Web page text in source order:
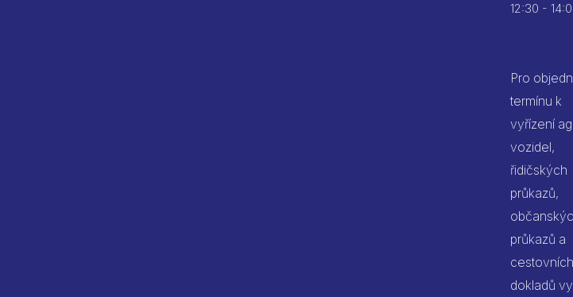
12:30 -
Pro
termínu k
vyřízení
vozidel,
řidičských
průkazů,
průkazů a
cestovních
dokladů